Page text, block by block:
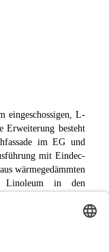
eingeschossigen, L-
Erweiterung besteht
im EG und
mit Eindec-
wärmegedämmten
in den